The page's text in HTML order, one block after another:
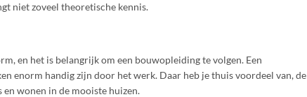
niet zoveel theoretische kennis.
en het is belangrijk om een bouwopleiding te volgen. Een
enorm handig zijn door het werk. Daar heb je thuis voordeel van, de
en wonen in de mooiste huizen.